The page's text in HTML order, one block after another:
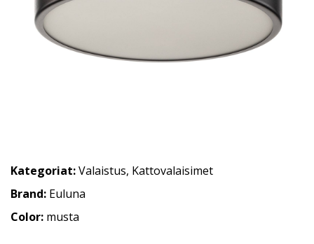
Kategoriat:Valaistus, Kattovalaisimet
Brand: Euluna
Color: musta